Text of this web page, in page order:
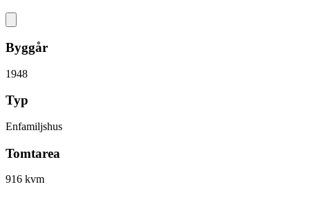
Byggår
1948
Typ
Enfamiljshus
Tomtarea
916 kvm